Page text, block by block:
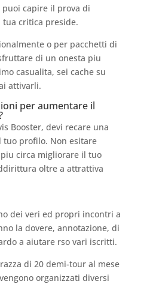
capire il prova di
critica preside.
o per pacchetti di
di un onesta piu
casualita, sei cache su
attivarli.
per aumentare il
Booster, devi recare una
profilo. Non esitare
circa migliorare il tuo
oltre a attrattiva
dei veri ed propri incontri a
la dovere, annotazione, di
a aiutare rso vari iscritti.
di 20 demi-tour al mese
organizzati diversi